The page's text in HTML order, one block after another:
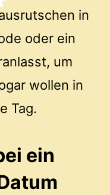
in
oder ein
um
wollen in
Tag.
ein